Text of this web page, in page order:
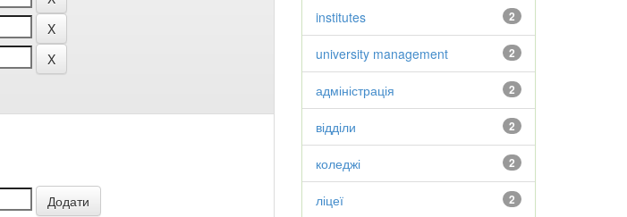
2
institutes
2
university management
2
адміністрація
2
відділи
2
коледжі
2
ліцеї